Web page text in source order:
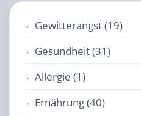
Gewitterangst (19)
Gesundheit (31)
Allergie (1)
Ernährung (40)